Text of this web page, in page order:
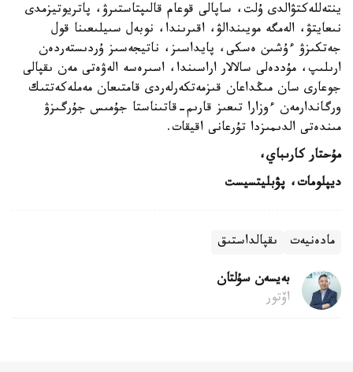
ينتەللەكتۋالدى ۇلت، ساپالى قوعام قالىپتاستىرۋ، پاتريوتيزمدى
نىعايتۋ، الەمگە مويىندالۋ، اقىرىندا، نوبەل سىيلىعىنا قول
جەتكىزۋ ءۇشىن ەسكى، پايداسىز، ناتيجەسىز ۇردىستەردەن
ارىلىپ، مۇددەلى سالالار اراسىندا، اسىرەسە الەۋەتى مەن ىقپالى
جوعارى سان مىڭداعان قىزمەتكەرلەردى قامتىعان مەملەكەتتىك
ورگاندارمەن ءوزارا تىعىز قارىم-قاتىناستا جۇمىس جۇرگىزۋ
مىندەتى الدىمىزدا تۇرعانى اقيقات.
مۇحتار كارىباي،
ديپلومات، پۋبليتسيست
مادەنيەت ىقپالداستىق
بەيسەن سۇلتان
اۆتور